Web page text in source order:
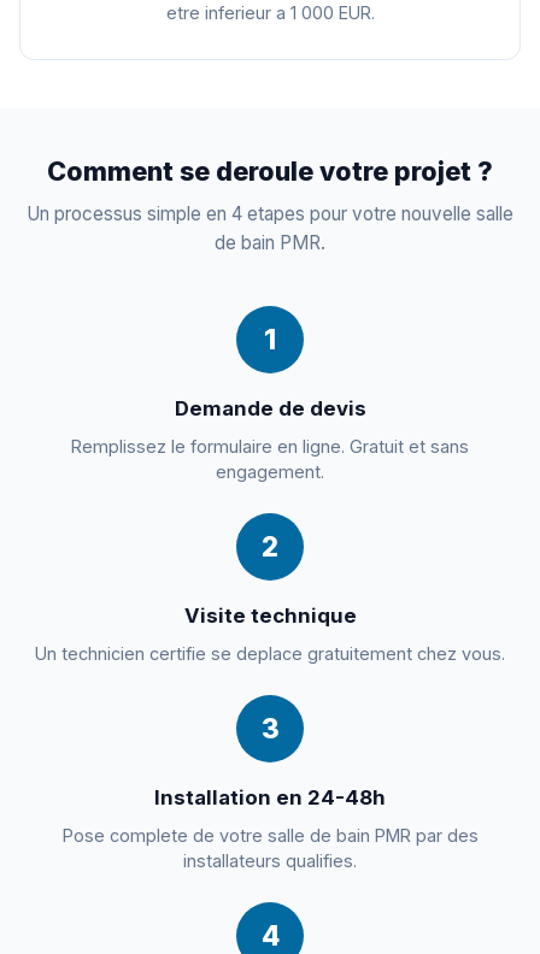
etre inferieur a 1 000 EUR.
Comment se deroule votre projet ?
Un processus simple en 4 etapes pour votre nouvelle salle
de bain PMR.
1
Demande de devis
Remplissez le formulaire en ligne. Gratuit et sans
engagement.
2
Visite technique
Un technicien certifie se deplace gratuitement chez vous.
3
Installation en 24-48h
Pose complete de votre salle de bain PMR par des
installateurs qualifies.
4